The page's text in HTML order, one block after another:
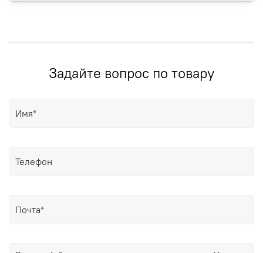
Задайте вопрос по товару